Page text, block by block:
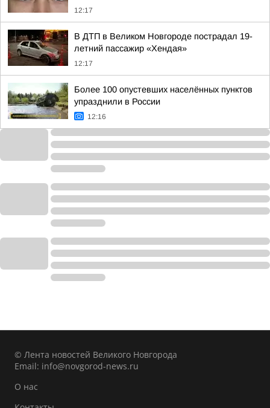
12:17
В ДТП в Великом Новгороде пострадал 19-
летний пассажир «Хендая»
12:17
Более 100 опустевших населённых пунктов
упразднили в России
12:16
© Лента новостей Великого Новгорода
Email: info@novgorod-news.ru
О нас